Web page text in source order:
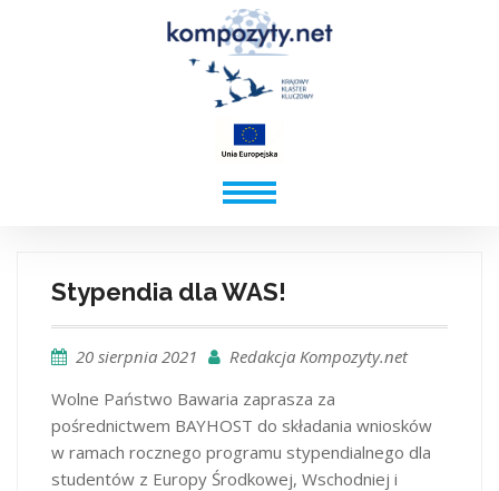
Stypendia dla WAS!
20 sierpnia 2021
Redakcja Kompozyty.net
Wolne Państwo Bawaria zaprasza za
pośrednictwem BAYHOST do składania wniosków
w ramach rocznego programu stypendialnego dla
studentów z Europy Środkowej, Wschodniej i